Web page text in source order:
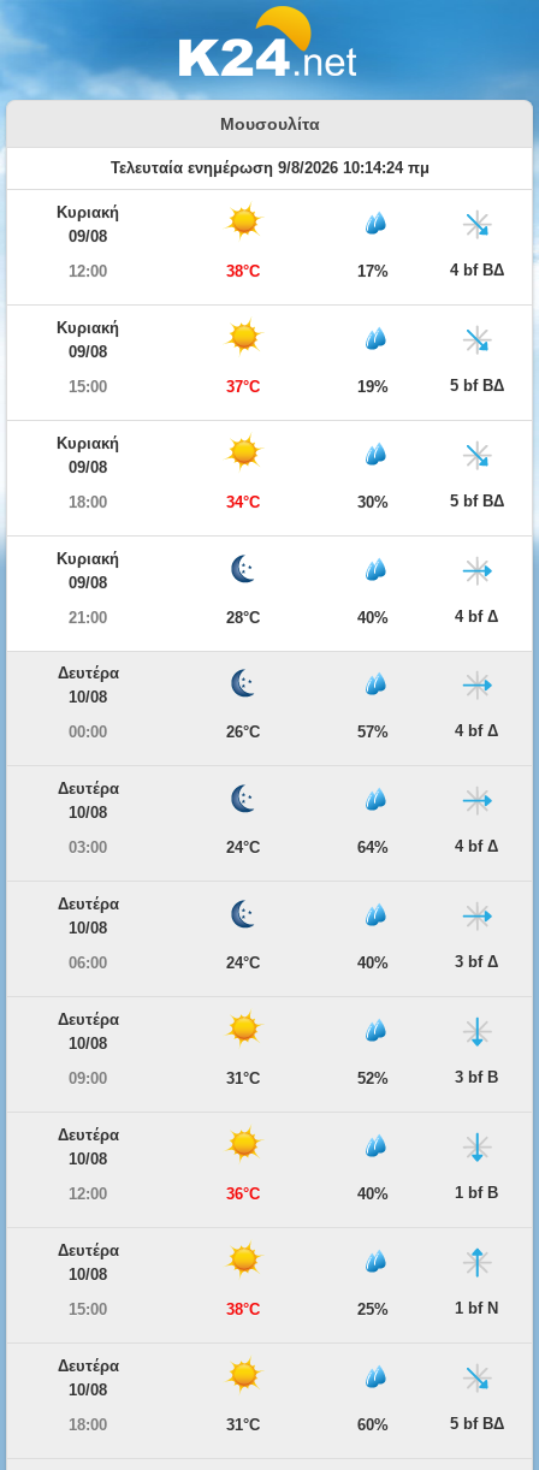
Μουσουλίτα
Τελευταία ενημέρωση 9/8/2026 10:14:24 πμ
Κυριακή
09/08
12:00
38°C 17% 4 bf ΒΔ
Κυριακή
09/08
15:00
37°C 19% 5 bf ΒΔ
Κυριακή
09/08
18:00
34°C 30% 5 bf ΒΔ
Κυριακή
09/08
21:00
28°C 40% 4 bf Δ
Δευτέρα
10/08
00:00
26°C 57% 4 bf Δ
Δευτέρα
10/08
03:00
24°C 64% 4 bf Δ
Δευτέρα
10/08
06:00
24°C 40% 3 bf Δ
Δευτέρα
10/08
09:00
31°C 52% 3 bf Β
Δευτέρα
10/08
12:00
36°C 40% 1 bf Β
Δευτέρα
10/08
15:00
38°C 25% 1 bf Ν
Δευτέρα
10/08
18:00
31°C 60% 5 bf ΒΔ